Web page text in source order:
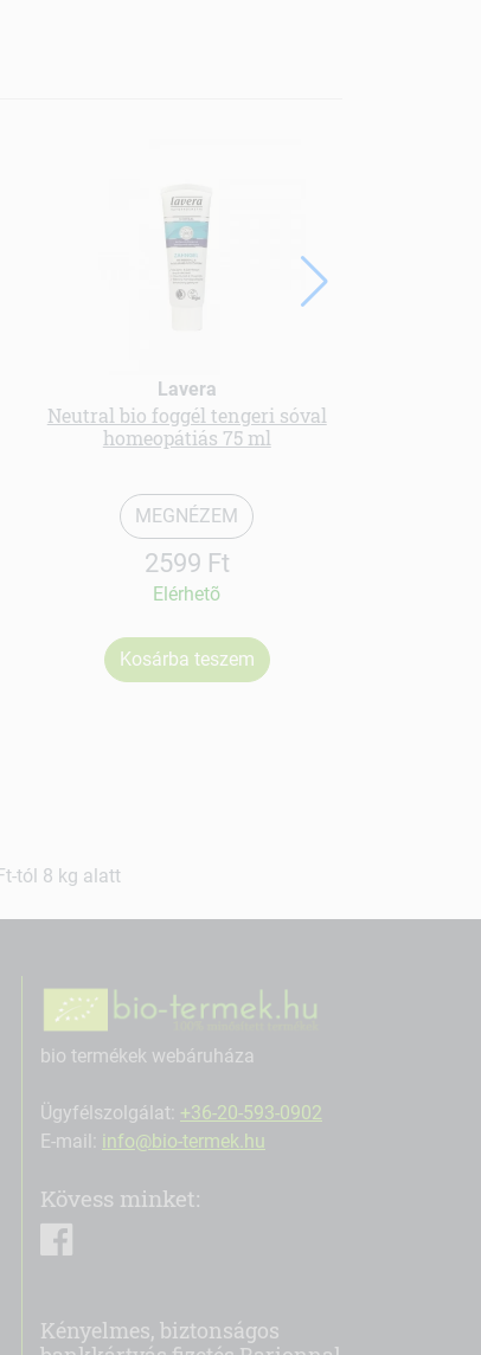
Lavera
Neutral bio foggél tengeri sóval
homeopátiás 75 ml
MEGNÉZEM
2599 Ft
Elérhetõ
Kosárba teszem
tól 8 kg alatt
bio termékek webáruháza
Ügyfélszolgálat: +36-20-593-0902
E-mail: info@bio-termek.hu
Kövess minket:
Kényelmes, biztonságos